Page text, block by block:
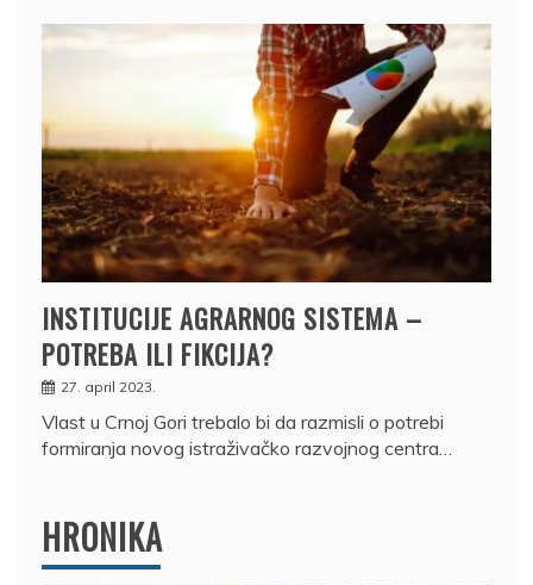
INSTITUCIJE AGRARNOG SISTEMA –
POTREBA ILI FIKCIJA?
27. april 2023.
Vlast u Crnoj Gori trebalo bi da razmisli o potrebi
formiranja novog istraživačko razvojnog centra…
HRONIKA